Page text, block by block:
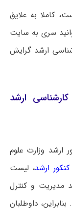
کاملا به علایق
سری به سایت
ارشد گرایش
ارشد
ارشد وزارت علوم
ارشد، لیست
مدیریت و کنترل
داوطلبان